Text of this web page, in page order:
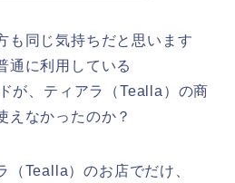
も同じ気持ちだと思います
通に利用している
が、ティアラ（Tealla）の商
えなかったのか？
（Tealla）のお店でだけ、